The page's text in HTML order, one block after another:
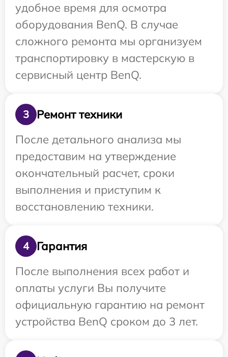
удобное время для осмотра
оборудования BenQ. В случае
сложного ремонта мы организуем
транспортировку в мастерскую в
сервисный центр BenQ.
3
Ремонт техники
После детального анализа мы
предоставим на утверждение
окончательный расчет, сроки
выполнения и приступим к
восстановлению техники.
4
Гарантия
После выполнения всех работ и
оплаты услуги Вы получите
официальную гарантию на ремонт
устройства BenQ сроком до 3 лет.